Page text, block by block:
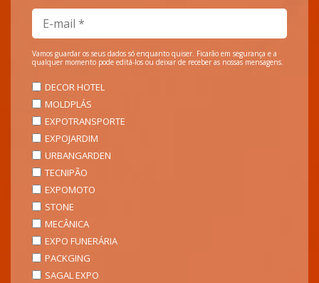
Vamos guardar os seus dados só enquanto quiser. Ficarão em segurança e a
qualquer momento pode editá-los ou deixar de receber as nossas mensagens.
DECOR HOTEL
MOLDPLÁS
EXPOTRANSPORTE
EXPOJARDIM
URBANGARDEN
TECNIPÃO
EXPOMOTO
STONE
MECÂNICA
EXPO FUNERÁRIA
PACKGING
SAGAL EXPO